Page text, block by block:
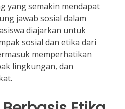
yang semakin mendapat
jawab sosial dalam
diajarkan untuk
sosial dan etika dari
memperhatikan
lingkungan, dan